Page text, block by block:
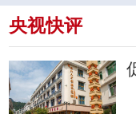
央视快评